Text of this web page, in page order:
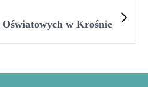
Oświatowych w Krośnie